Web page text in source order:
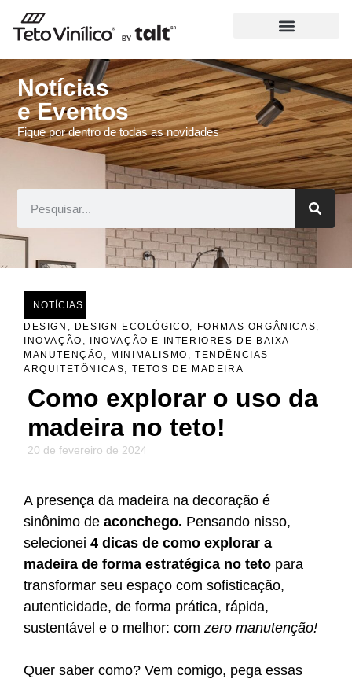
Notícias
e Eventos
Fique por dentro de todas as novidades
NOTÍCIAS
DESIGN , DESIGN ECOLÓGICO, FORMAS ORGÂNICAS,
INOVAÇÃO ,
INOVAÇÃO E INTERIORES DE BAIXA
MANUTENÇÃO , MINIMALISMO ,TENDÊNCIAS
ARQUITETÔNICAS, TETOS DE MADEIRA
Como explorar o uso da
madeira no teto!
20 de fevereiro de 2024
A presença da madeira na decoração é
sinônimo de aconchego. Pensando nisso,
selecionei 4 dicas de como explorar a
madeira de forma estratégica no teto para
transformar seu espaço com sofisticação,
autenticidade, de forma prática, rápida,
sustentável e o melhor: com zero manutenção!
Quer saber como? Vem comigo, pega essas